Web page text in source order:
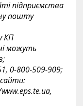
підприємства
пошту
КП
можуть
0-800-509-909;